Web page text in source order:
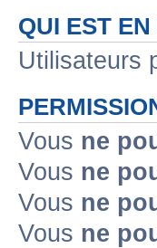
QUI EST
Utilisateurs
Vous ne
Vous ne
Vous ne
Vous ne